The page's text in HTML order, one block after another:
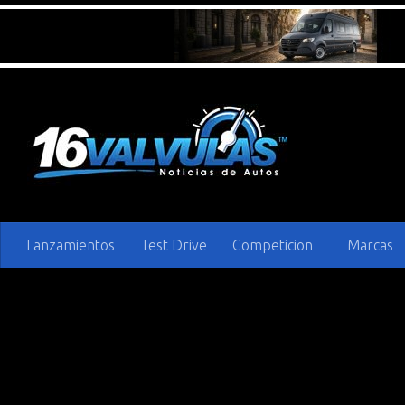
Lanzamientos Test Drive Competicion Marcas